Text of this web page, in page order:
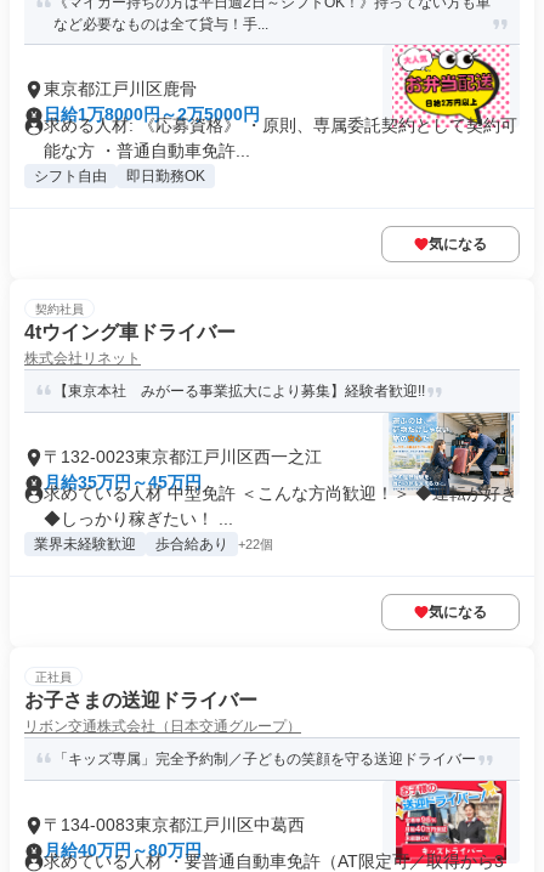
など必要なものは全て貸与！手...
東京都江戸川区鹿骨
日給1万8000円～2万5000円
求める人材: 《応募資格》 ・原則、専属委託契約として契約可
能な方 ・普通自動車免許...
シフト自由 即日勤務OK
気になる
契約社員
4tウイング車ドライバー
株式会社リネット
【東京本社 みがーる事業拡大により募集】経験者歓迎!!
〒132-0023東京都江戸川区西一之江
月給35万円～45万円
求めている人材 中型免許 ＜こんな方尚歓迎！＞ ◆運転が好き
◆しっかり稼ぎたい！ ...
業界未経験歓迎 歩合給あり +22個
気になる
正社員
お子さまの送迎ドライバー
リボン交通株式会社（日本交通グループ）
「キッズ専属」完全予約制／子どもの笑顔を守る送迎ドライバー
〒134-0083東京都江戸川区中葛西
月給40万円～80万円
求めている人材 ・要普通自動車免許（AT限定可／取得から3